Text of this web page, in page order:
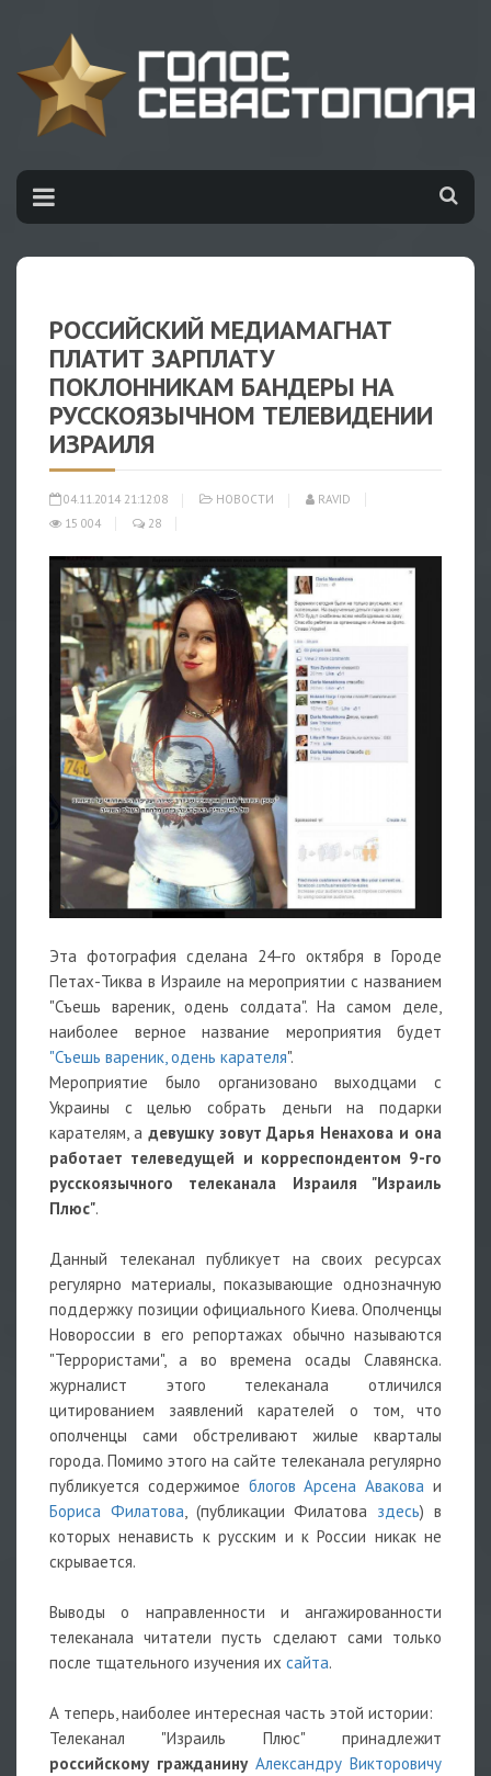
РОССИЙСКИЙ МЕДИАМАГНАТ
ПЛАТИТ ЗАРПЛАТУ
ПОКЛОННИКАМ БАНДЕРЫ НА
РУССКОЯЗЫЧНОМ ТЕЛЕВИДЕНИИ
ИЗРАИЛЯ
04.11.2014 21:12:08 НОВОСТИ
RAVID
15 004
28
Эта фотография сделана 24-го октября в Городе
Петах-Тиква в Израиле на мероприятии с названием
"Съешь вареник, одень солдата". На самом деле,
наиболее верное название мероприятия будет
"Съешь вареник, одень карателя".
Мероприятие было организовано выходцами с
Украины с целью собрать деньги на подарки
карателям, а девушку зовут Дарья Ненахова и она
работает телеведущей и корреспондентом 9-го
русскоязычного телеканала Израиля "Израиль
Плюс".
Данный телеканал публикует на своих ресурсах
регулярно материалы, показывающие однозначную
поддержку позиции официального Киева. Ополченцы
Новороссии в его репортажах обычно называются
"Террористами", а во времена осады Славянска.
журналист этого телеканала отличился
цитированием заявлений карателей о том, что
ополченцы сами обстреливают жилые кварталы
города. Помимо этого на сайте телеканала регулярно
публикуется содержимое блогов Арсена Авакова и
Бориса Филатова, (публикации Филатова здесь) в
которых ненависть к русским и к России никак не
скрывается.
Выводы о направленности и ангажированности
телеканала читатели пусть сделают сами только
после тщательного изучения их сайта.
А теперь, наиболее интересная часть этой истории:
Телеканал "Израиль Плюс" принадлежит
российскому гражданину Александру Викторовичу